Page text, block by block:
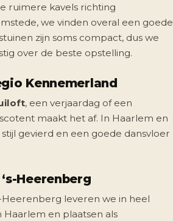
ruimere kavels richting
we vinden overal een goede
zijn soms compact, dus we
over de beste opstelling.
Kennemerland
, een verjaardag of een
maakt het af. In Haarlem en
gevierd en een goede dansvloer
Heerenberg
Heerenberg leveren we in heel
Haarlem en plaatsen als